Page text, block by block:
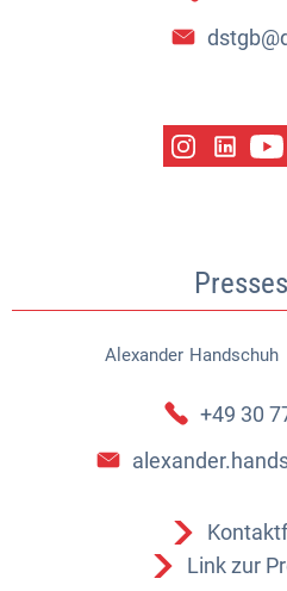
Alexander Handschuh
+49 30
Link zur